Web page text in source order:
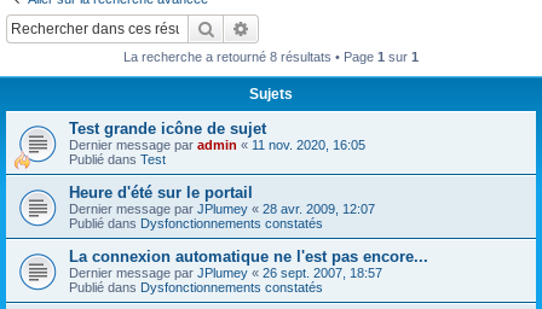
Rechercher
La recherche a retourné 8 résultats • Page 1 sur 1
Sujets
Test grande icône de sujet
Dernier message par admin « 11 nov. 2020, 16:05
Publié dans Test
Heure d'été sur le portail
Dernier message par JPlumey « 28 avr. 2009, 12:07
Publié dans Dysfonctionnements constatés
La connexion automatique ne l'est pas encore...
Dernier message par JPlumey « 26 sept. 2007, 18:57
Publié dans Dysfonctionnements constatés